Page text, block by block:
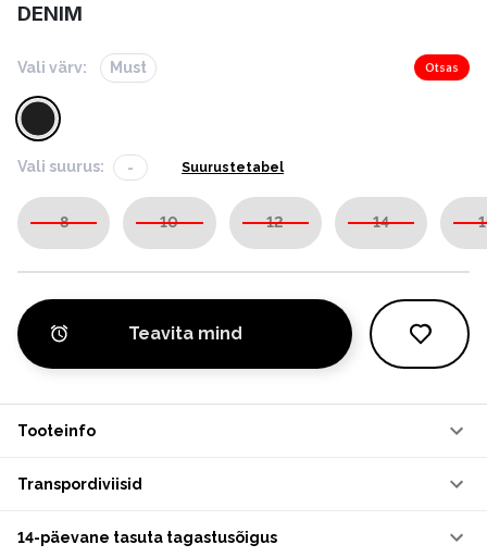
DENIM
Vali värv: Must Otsas
Vali suurus: - Suurustetabel
8 10 12 14
Teavita mind
Tooteinfo
Transpordiviisid
14-päevane tasuta tagastusõigus